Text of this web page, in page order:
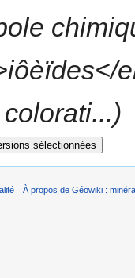
À propos de Géowiki :